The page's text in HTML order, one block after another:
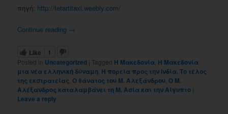
πηγή: http://tetartitaxi.weebly.com/
Continue reading →
Like
1
Posted in Uncategorized | Tagged Η Μακεδονία Η Μακεδονία
μια νέα ελληνική δύναμη Η πορεία προς την Ινδία. Το τέλος
της εκστρατείας ,Ο θάνατος του Μ. Αλεξάνδρου ,Ο Μ.
Αλέξανδρος καταλαμβάνει τη Μ. Ασία και την Αίγυπτο |
Leave a reply